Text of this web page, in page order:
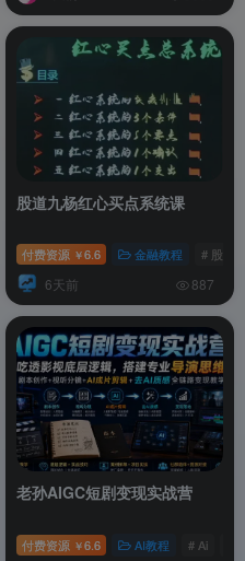
# 设计
股道九杨红心买点系统课
付费资源 ￥6.6 金融教程 # 股票
6天前 887
# 运营 # 直播
老孙AIGC短剧变现实战营
付费资源 ￥6.6 AI教程 # Ai